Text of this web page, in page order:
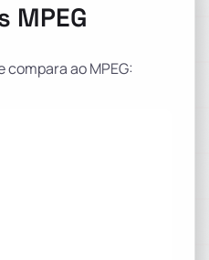
MPEG
compara ao MPEG: